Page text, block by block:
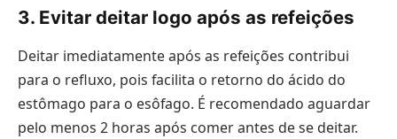
3. Evitar deitar logo após as refeições
Deitar imediatamente após as refeições contribui
para o refluxo, pois facilita o retorno do ácido do
estômago para o esôfago. É recomendado aguardar
pelo menos 2 horas após comer antes de se deitar.